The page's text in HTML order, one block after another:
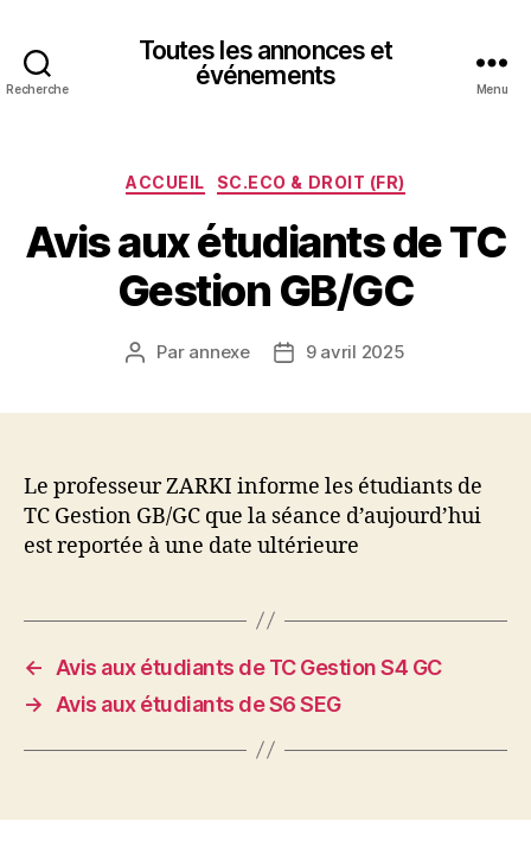
Recherche
Toutes les annonces et
événements
Menu
Catégories
ACCUEIL SC.ECO & DROIT (FR)
Avis aux étudiants de TC
Gestion GB/GC
Auteur
Par annexe
Date9 avril 2025
Le professeur ZARKI informe les étudiants de
TC Gestion GB/GC que la séance d’aujourd’hui
est reportée à une date ultérieure
←
Avis aux étudiants de TC Gestion S4 GC
→
Avis aux étudiants de S6 SEG